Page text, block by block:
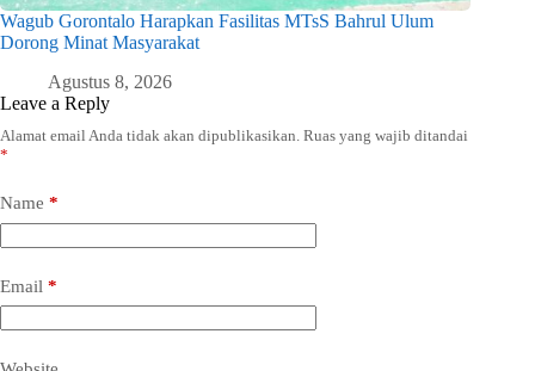
Wagub Gorontalo Harapkan Fasilitas MTsS Bahrul Ulum
Dorong Minat Masyarakat
Agustus 8, 2026
Leave a Reply
Alamat email Anda tidak akan dipublikasikan. Ruas yang wajib ditandai
*
Name *
Email *